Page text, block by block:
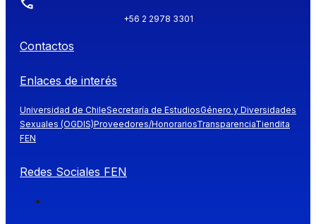
+56 2 2978 3301
Contactos
Enlaces de interés
Universidad de ChileSecretaría de EstudiosGénero y Diversidades
Sexuales (OGDIS)Proveedores/HonorariosTransparenciaTiendita
FEN
Redes Sociales FEN